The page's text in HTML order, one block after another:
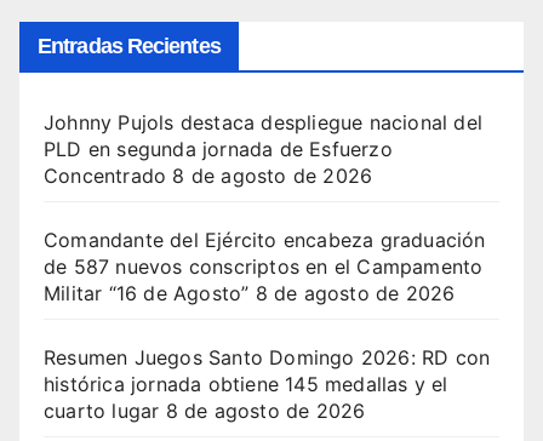
Entradas Recientes
Johnny Pujols destaca despliegue nacional del
PLD en segunda jornada de Esfuerzo
Concentrado 8 de agosto de 2026
Comandante del Ejército encabeza graduación
de 587 nuevos conscriptos en el Campamento
Militar “16 de Agosto” 8 de agosto de 2026
Resumen Juegos Santo Domingo 2026: RD con
histórica jornada obtiene 145 medallas y el
cuarto lugar 8 de agosto de 2026